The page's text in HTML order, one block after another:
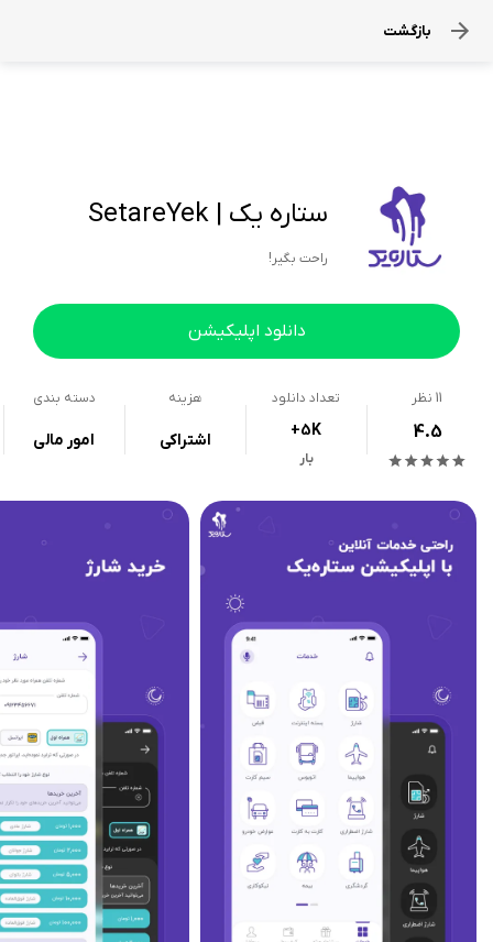
بازگشت
ستاره یک | SetareYek
راحت بگیر!
دانلود اپلیکیشن
11 نظر
4.5
تعداد دانلود
+5K
بار
هزینه
اشتراکی
دسته بندی
امور مالی